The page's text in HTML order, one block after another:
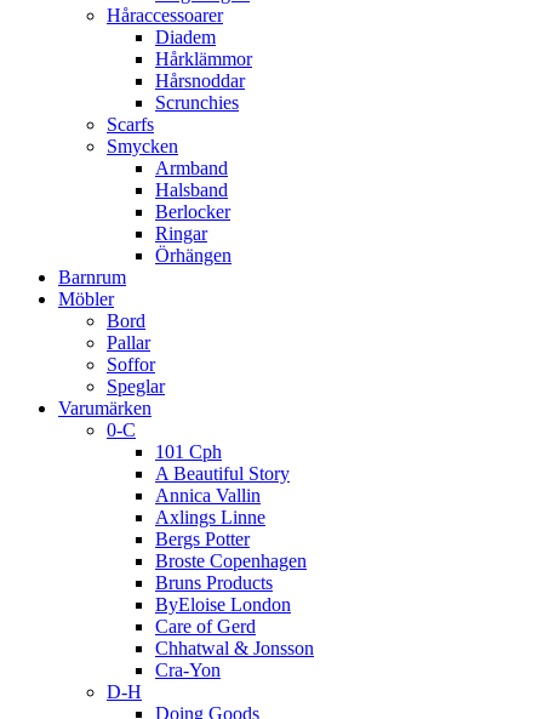
Håraccessoarer
Diadem
Hårklämmor
Hårsnoddar
Scrunchies
Scarfs
Smycken
Armband
Halsband
Berlocker
Ringar
Örhängen
Barnrum
Möbler
Bord
Pallar
Soffor
Speglar
Varumärken
0-C
101 Cph
A Beautiful Story
Annica Vallin
Axlings Linne
Bergs Potter
Broste Copenhagen
Bruns Products
ByEloise London
Care of Gerd
Chhatwal & Jonsson
Cra-Yon
D-H
Doing Goods